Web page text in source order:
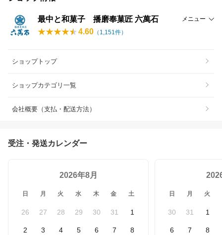
最中と和菓子 播磨奉菓匠 六萬石 メニュー
4.60 （ 1,151件）
ショップトップ
ショップカテゴリ一覧
会社概要（支払・配送方法）
受注・発送カレンダー
2026年8月
日 月 火 水 木 金 土
26 27 28 29 30 31 1
2 3 4 5 6 7 8
日 月 火
30 31 1
6 7 8